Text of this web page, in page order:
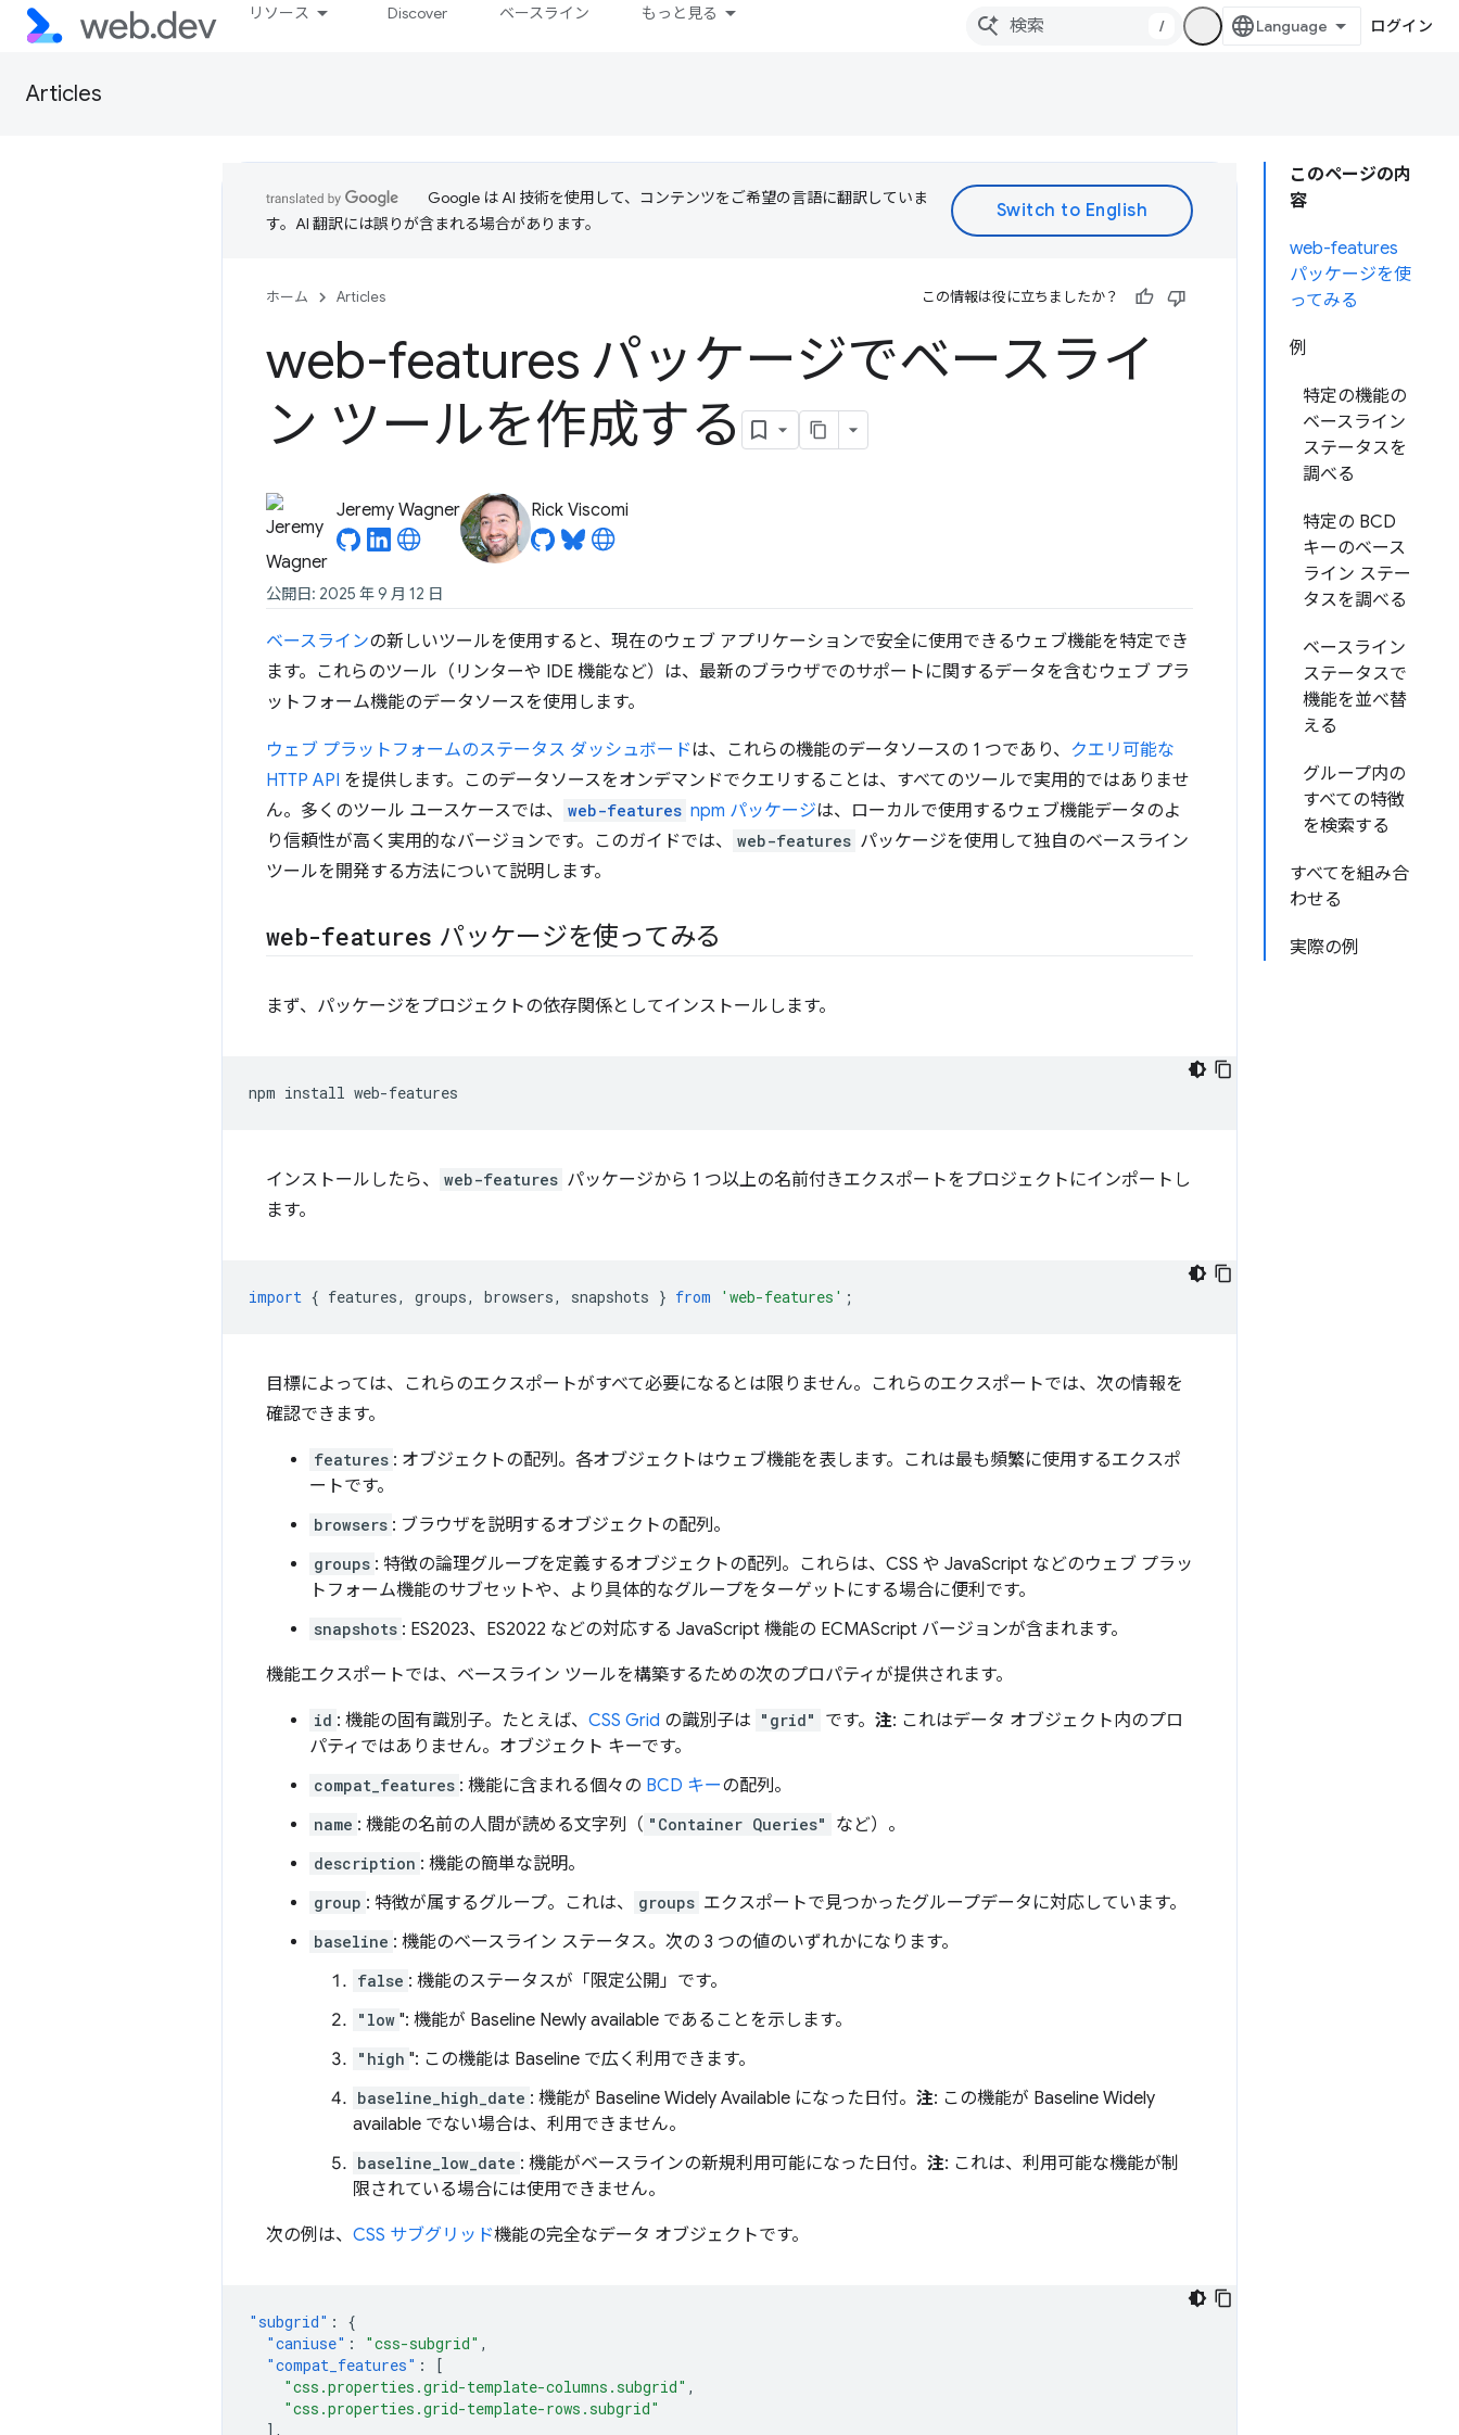
リソース Discover ベースライン もっと見る
/ ログイン
Articles
このページの内
容
web-features
パッケージを使
ってみる
例
特定の機能の
ベースライン
ステータスを
調べる
特定の BCD
キーのベース
ライン ステー
タスを調べる
ベースライン
ステータスで
機能を並べ替
える
グループ内の
すべての特徴
を検索する
すべてを組み合
わせる
実際の例
Google は AI 技術を使用して、コンテンツをご希望の言語に翻訳していま
す。AI 翻訳には誤りが含まれる場合があります。
ホーム Articles この情報は役に立ちましたか？
web-features パッケージでベースライ
ン ツールを作成する
Jeremy Wagner Rick Viscomi
公開日: 2025 年 9 月 12 日
ベースラインの新しいツールを使用すると、現在のウェブ アプリケーションで安全に使用できるウェブ機能を特定でき
ます。これらのツール（リンターや IDE 機能など）は、最新のブラウザでのサポートに関するデータを含むウェブ プラ
ットフォーム機能のデータソースを使用します。
ウェブ プラットフォームのステータス ダッシュボードは、これらの機能のデータソースの 1 つであり、 クエリ可能な
HTTP API を提供します。このデータソースをオンデマンドでクエリすることは、すべてのツールで実用的ではありませ
ん。多くのツール ユースケースでは、
web-features npm パッケージは、ローカルで使用するウェブ機能データのよ
り信頼性が高く実用的なバージョンです。このガイドでは、
web-features パッケージを使用して独自のベースライン
ツールを開発する方法について説明します。
web-features パッケージを使ってみる
まず、パッケージをプロジェクトの依存関係としてインストールします。
npm install
インストールしたら、 web-features パッケージから 1 つ以上の名前付きエクスポートをプロジェクトにインポートし
ます。
import { features, groups, browsers, snapshots } from 'web-features' ;
目標によっては、これらのエクスポートがすべて必要になるとは限りません。これらのエクスポートでは、次の情報を
確認できます。
features : オブジェクトの配列。各オブジェクトはウェブ機能を表します。これは最も頻繁に使用するエクスポ
ートです。
browsers : ブラウザを説明するオブジェクトの配列。
groups : 特徴の論理グループを定義するオブジェクトの配列。これらは、CSS や JavaScript などのウェブ プラッ
トフォーム機能のサブセットや、より具体的なグループをターゲットにする場合に便利です。
snapshots : ES2023、ES2022 などの対応する JavaScript 機能の ECMAScript バージョンが含まれます。
機能エクスポートでは、ベースライン ツールを構築するための次のプロパティが提供されます。
id : 機能の固有識別子。たとえば、 CSS Grid の識別子は "grid" です。 注: これはデータ オブジェクト内のプロ
パティではありません。オブジェクト キーです。
compat_features : 機能に含まれる個々の BCD キーの配列。
name : 機能の名前の人間が読める文字列（ "Container Queries" など）。
description : 機能の簡単な説明。
group : 特徴が属するグループ。これは、 groups エクスポートで見つかったグループデータに対応しています。
baseline : 機能のベースライン ステータス。次の 3 つの値のいずれかになります。
false : 機能のステータスが「限定公開」です。
"low ": 機能が Baseline Newly available であることを示します。
"high ": この機能は Baseline で広く利用できます。
baseline_high_date : 機能が Baseline Widely Available になった日付。 注: この機能が Baseline Widely
available でない場合は、利用できません。
baseline_low_date : 機能がベースラインの新規利用可能になった日付。 注: これは、利用可能な機能が制
限されている場合には使用できません。
次の例は、 CSS サブグリッド機能の完全なデータ オブジェクトです。
"subgrid" :
{
"caniuse" : "css-subgrid" ,
"compat_features" :
[
"css.properties.grid-template-columns.subgrid" ,
"css.properties.grid-template-rows.subgrid"
],